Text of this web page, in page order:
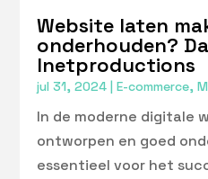
Website laten
onderhouden?
Inetproductions
jul 31, 2024 |E-commerce,
In de moderne digitale
ontworpen en goed
essentieel voor het